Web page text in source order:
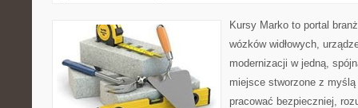
Kursy Marko to portal
wózków widłowych,
modernizacji w jedną,
miejsce stworzone z
pracować bezpieczniej,